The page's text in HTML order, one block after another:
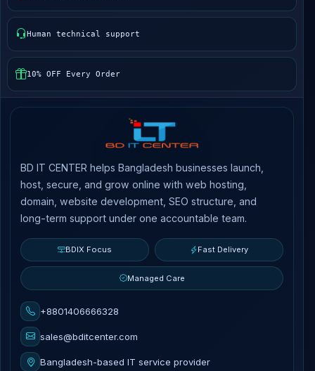
Human technical support
10% OFF Every Order
BD IT CENTER helps Bangladesh businesses launch,
host, secure, and grow online with web hosting,
domain, website development, SEO structure, and
long-term support under one accountable team.
BDIX Focus Fast Delivery
Managed Care
+8801406666328
sales@bditcenter.com
Bangladesh-based IT service provider